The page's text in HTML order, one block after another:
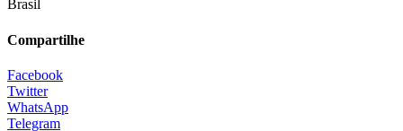
Brasil
Compartilhe
Facebook
Twitter
WhatsApp
Telegram